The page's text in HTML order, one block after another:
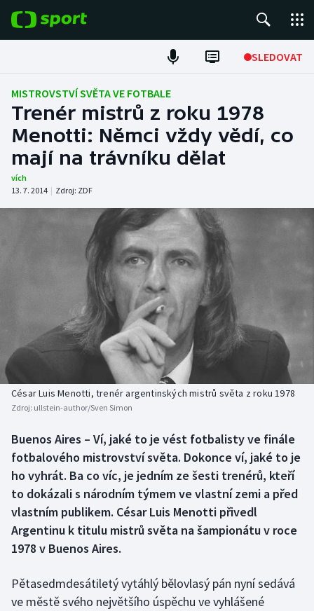
SLEDOVAT
Fotbal
Hokej
Tenis
Atletika
Cyklistika
DALŠÍ SPORTY
Americký fotbal
Baseball a softbal
Basketbal
Biatlon
Box
Curling
Dostihy
Futsal
NEPŘEHLÉDNĚTE
Soutěže
Historické návraty
Aplikace ČT sport
MISTROVSTVÍ SVĚTA VE FOTBALE
Trenér mistrů z roku 1978
Menotti: Němci vždy vědí, co
mají na trávníku dělat
vích
13. 7. 2014 | Zdroj: ZDF
César Luis Menotti, trenér argentinských mistrů světa z roku 1978
Zdroj: ullstein-author/Sven Simon
Buenos Aires – Ví, jaké to je vést fotbalisty ve finále
fotbalového mistrovství světa. Dokonce ví, jaké to je
ho vyhrát. Ba co víc, je jedním ze šesti trenérů, kteří
to dokázali s národním týmem ve vlastní zemi a před
vlastním publikem. César Luis Menotti přivedl
Argentinu k titulu mistrů světa na šampionátu v roce
1978 v Buenos Aires.
Pětasedmdesátiletý vytáhlý bělovlasý pán nyní sedává
ve městě svého největšího úspěchu ve vyhlášené